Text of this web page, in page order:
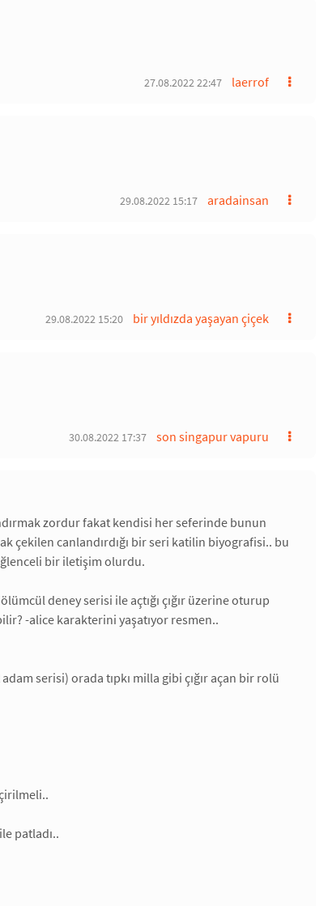
laerrof
27.08.2022 22:47
aradainsan
29.08.2022 15:17
bir yıldızda yaşayan çiçek
29.08.2022 15:20
son singapur vapuru
30.08.2022 17:37
zordur fakat kendisi her seferinde bunun
çekilen canlandırdığı bir seri katilin biyografisi.. bu
bir iletişim olurdu.
deney serisi ile açtığı çığır üzerine oturup
-alice karakterini yaşatıyor resmen..
serisi) orada tıpkı milla gibi çığır açan bir rolü
patladı..